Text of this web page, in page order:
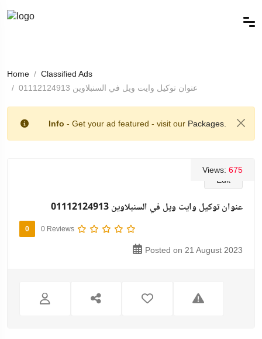
Home
Classified Ads
عنوان توكيل وايت ويل في السنبلاوين 01112124913
Info - Get your ad featured - visit our Packages.
Edit
Views: 675
عنوان توكيل وايت ويل في السنبلاوين 01112124913
0 0 Reviews
Posted on 21 August 2023